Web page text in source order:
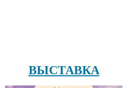
ВЫСТАВКА